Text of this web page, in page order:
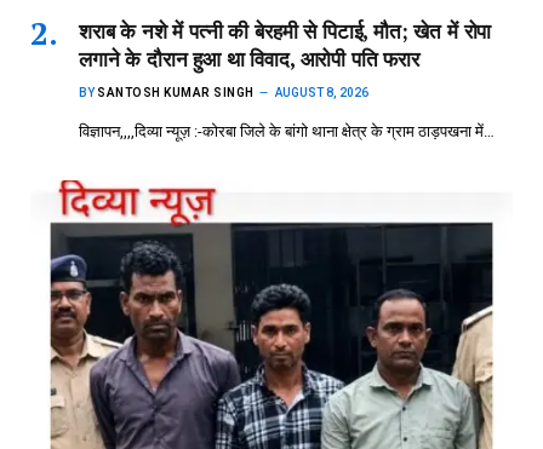
शराब के नशे में पत्नी की बेरहमी से पिटाई, मौत; खेत में रोपा
लगाने के दौरान हुआ था विवाद, आरोपी पति फरार
BY SANTOSH KUMAR SINGH AUGUST 8, 2026
विज्ञापन,,,,दिव्या न्यूज़ :-कोरबा जिले के बांगो थाना क्षेत्र के ग्राम ठाड़पखना में…